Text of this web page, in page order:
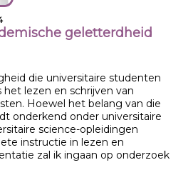
geletterdheid
die universitaire studenten
lezen en schrijven van
Hoewel het belang van die
onderkend onder universitaire
science-opleidingen
instructie in lezen en
zal ik ingaan op onderzoek